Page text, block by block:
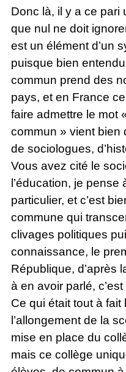
Donc là, il y a ce pari
que nul ne doit
est un élément d’un
puisque bien
commun prend des
pays, et en France
faire admettre le mot
commun » vient bien
de sociologues,
Vous avez cité le
l’éducation, je
particulier, et c’est
commune qui
clivages politiques
connaissance, le
République, d’après
à en avoir parlé,
Ce qui était tout à fait
l’allongement de la
mise en place du
mais ce collège